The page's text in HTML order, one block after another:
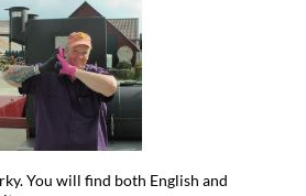
You will find both English and